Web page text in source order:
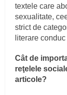
textele care
sexualitate,
strict de
literare
Cât de
reţelele
articole?